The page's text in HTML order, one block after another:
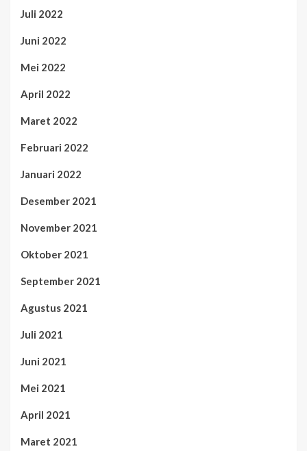
Juli 2022
Juni 2022
Mei 2022
April 2022
Maret 2022
Februari 2022
Januari 2022
Desember 2021
November 2021
Oktober 2021
September 2021
Agustus 2021
Juli 2021
Juni 2021
Mei 2021
April 2021
Maret 2021